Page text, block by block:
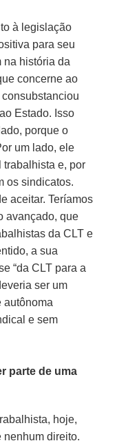
à legislação
para seu
na história da
concerne ao
Estado. Isso
porque o
um lado, ele
trabalhista e, por
os sindicatos.
aceitar. Teríamos
avançado, que
da CLT e
a sua
“da CLT para a
ser um
autônoma
e sem
parte de uma
hoje,
nenhum direito.